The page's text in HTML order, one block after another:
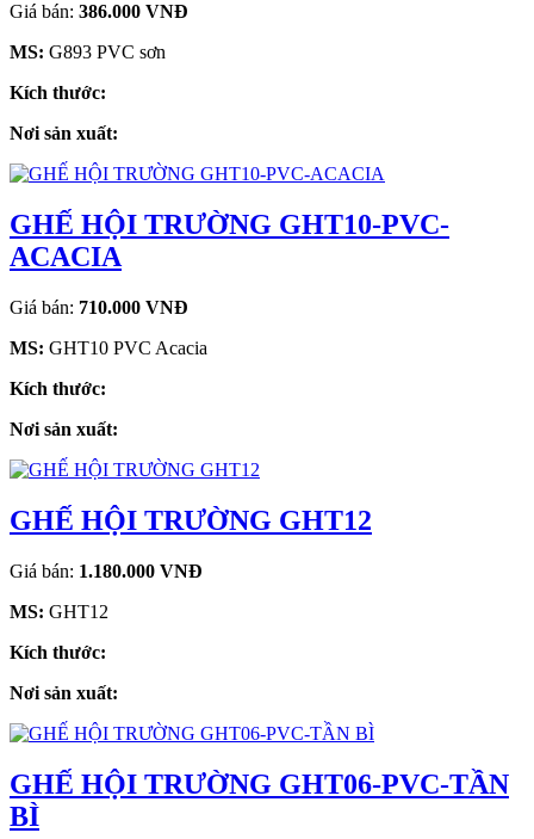
Giá bán: 386.000 VNĐ
MS: G893 PVC sơn
Kích thước:
Nơi sản xuất:
GHẾ HỘI TRƯỜNG GHT10-PVC-
ACACIA
Giá bán: 710.000 VNĐ
MS: GHT10 PVC Acacia
Kích thước:
Nơi sản xuất:
GHẾ HỘI TRƯỜNG GHT12
Giá bán: 1.180.000 VNĐ
MS: GHT12
Kích thước:
Nơi sản xuất:
GHẾ HỘI TRƯỜNG GHT06-PVC-TẦN
BÌ